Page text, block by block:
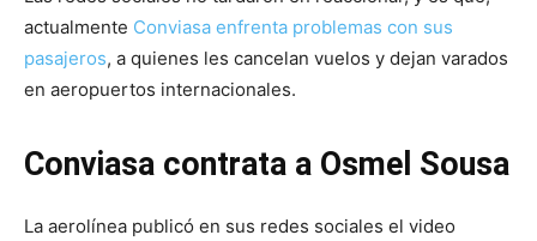
actualmente Conviasa enfrenta problemas con sus
pasajeros, a quienes les cancelan vuelos y dejan varados
en aeropuertos internacionales.
Conviasa contrata a Osmel Sousa
La aerolínea publicó en sus redes sociales el video